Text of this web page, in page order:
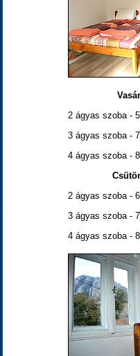
2 ágyas szoba -
3 ágyas szoba -
4 ágyas szoba -
2 ágyas szoba -
3 ágyas szoba -
4 ágyas szoba -